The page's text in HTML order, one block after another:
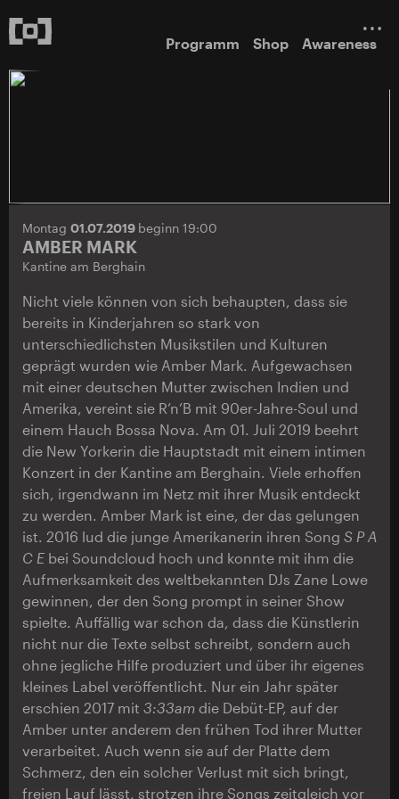
Programm Shop Awareness
Montag 01.07.2019 beginn 19:00
AMBER MARK
Kantine am Berghain
Nicht viele können von sich behaupten, dass sie
bereits in Kinderjahren so stark von
unterschiedlichsten Musikstilen und Kulturen
geprägt wurden wie Amber Mark. Aufgewachsen
mit einer deutschen Mutter zwischen Indien und
Amerika, vereint sie R’n’B mit 90er-Jahre-Soul und
einem Hauch Bossa Nova. Am 01. Juli 2019 beehrt
die New Yorkerin die Hauptstadt mit einem intimen
Konzert in der Kantine am Berghain. Viele erhoffen
sich, irgendwann im Netz mit ihrer Musik entdeckt
zu werden. Amber Mark ist eine, der das gelungen
ist. 2016 lud die junge Amerikanerin ihren Song S P A
C E bei Soundcloud hoch und konnte mit ihm die
Aufmerksamkeit des weltbekannten DJs Zane Lowe
gewinnen, der den Song prompt in seiner Show
spielte. Auffällig war schon da, dass die Künstlerin
nicht nur die Texte selbst schreibt, sondern auch
ohne jegliche Hilfe produziert und über ihr eigenes
kleines Label veröffentlicht. Nur ein Jahr später
erschien 2017 mit 3:33am die Debüt-EP, auf der
Amber unter anderem den frühen Tod ihrer Mutter
verarbeitet. Auch wenn sie auf der Platte dem
Schmerz, den ein solcher Verlust mit sich bringt,
freien Lauf lässt, strotzen ihre Songs zeitgleich vor